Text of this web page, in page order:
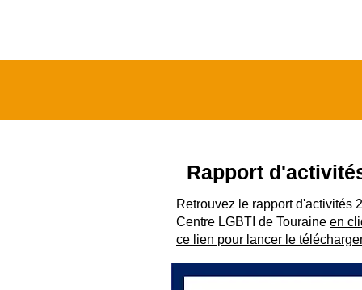
Rapport
Retrouvez le rapport d'activités
Centre LGBTI de Touraine en
ce lien pour lancer le